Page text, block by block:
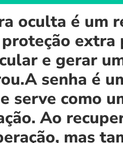
oculta é um
extra
e gerar
senha é
serve como
Ao
mas